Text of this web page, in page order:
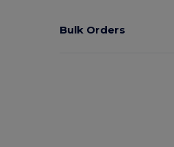
Bulk Orders